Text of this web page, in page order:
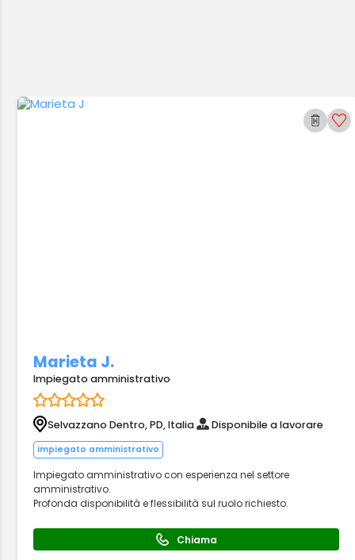
Marieta J.
Impiegato amministrativo
Selvazzano Dentro, PD, Italia Disponibile a lavorare
impiegato amministrativo
Impiegato amministrativo con esperienza nel settore
amministrativo.
Profonda disponibilità e flessibilità sul ruolo richiesto.
Chiama